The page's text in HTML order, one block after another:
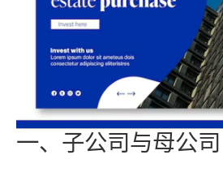
一、子公司与母公司